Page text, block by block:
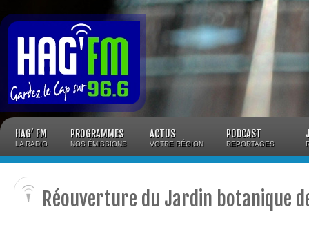
HAG’ FM
LA RADIO
PROGRAMMES
NOS ÉMISSIONS
ACTUS
VOTRE RÉGION
PODCAST
REPORTAGES
Réouverture du Jardin botanique
Panneau de gestion des cookies